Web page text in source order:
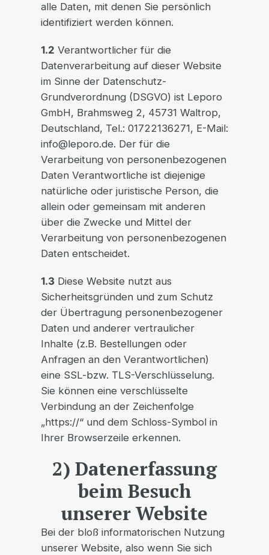
alle Daten, mit denen Sie persönlich
identifiziert werden können.
1.2 Verantwortlicher für die
Datenverarbeitung auf dieser Website
im Sinne der Datenschutz-
Grundverordnung (DSGVO) ist Leporo
GmbH, Brahmsweg 2, 45731 Waltrop,
Deutschland, Tel.: 01722136271, E-Mail:
info@leporo.de. Der für die
Verarbeitung von personenbezogenen
Daten Verantwortliche ist diejenige
natürliche oder juristische Person, die
allein oder gemeinsam mit anderen
über die Zwecke und Mittel der
Verarbeitung von personenbezogenen
Daten entscheidet.
1.3Diese Website nutzt aus
Sicherheitsgründen und zum Schutz
der Übertragung personenbezogener
Daten und anderer vertraulicher
Inhalte (z.B. Bestellungen oder
Anfragen an den Verantwortlichen)
eine SSL-bzw. TLS-Verschlüsselung.
Sie können eine verschlüsselte
Verbindung an der Zeichenfolge
„https://“ und dem Schloss-Symbol in
Ihrer Browserzeile erkennen.
2) Datenerfassung
beim Besuch
unserer Website
Bei der bloß informatorischen Nutzung
unserer Website, also wenn Sie sich